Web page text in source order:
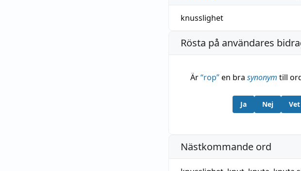
knusslighet
Rösta på användares
Är“rop”en bra synonym till
Ja Nej
Nästkommande ord